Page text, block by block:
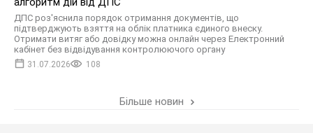
ДПС роз'яснила порядок отримання документів, що
підтверджують взяття на облік платника єдиного внеску.
Отримати витяг або довідку можна онлайн через Електронний
кабінет без відвідування контролюючого органу
31.07.2026 108
Більше новин